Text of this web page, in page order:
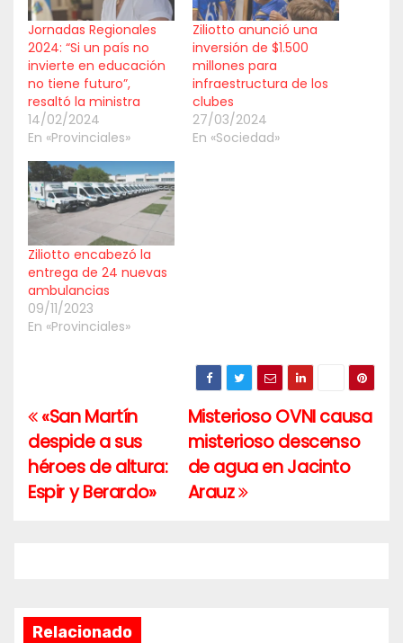
Jornadas Regionales
2024: “Si un país no
invierte en educación
no tiene futuro”,
resaltó la ministra
14/02/2024
En «Provinciales»
Ziliotto anunció una
inversión de $1.500
millones para
infraestructura de los
clubes
27/03/2024
En «Sociedad»
Ziliotto encabezó la
entrega de 24 nuevas
ambulancias
09/11/2023
En «Provinciales»
Navegación
de
entradas
Misterioso OVNI causa
misterioso descenso
de agua en Jacinto
Arauz
«San Martín
despide a sus
héroes de altura:
Espir y Berardo»
Relacionado